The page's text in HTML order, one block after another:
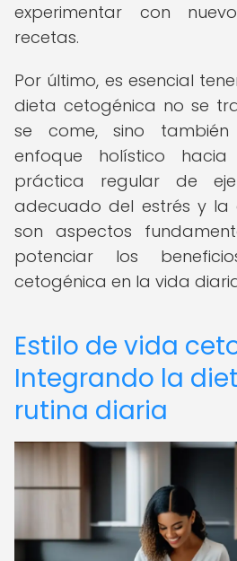
experimentar con
recetas.
Por último, es esencial
dieta cetogénica no se
se come, sino
enfoque holístico
práctica regular de
adecuado del estrés y la
son aspectos
potenciar los
cetogénica en la vida
Estilo de vida
Integrando la
rutina diaria